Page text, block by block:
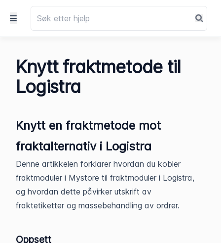
Knytt fraktmetode til
Logistra
Knytt en fraktmetode mot
fraktalternativ i Logistra
Denne artikkelen forklarer hvordan du kobler
fraktmoduler i Mystore til fraktmoduler i Logistra,
og hvordan dette påvirker utskrift av
fraktetiketter og massebehandling av ordrer.
Oppsett